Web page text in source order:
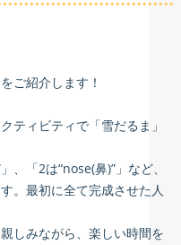
ご紹介します！
ティビティで「雪だるま」
、「2は“nose(鼻)”」など、
。最初に全て完成させた人
しみながら、楽しい時間を